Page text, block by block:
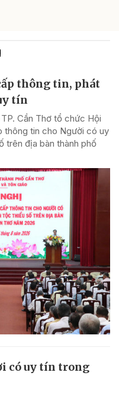
thông tin, phát
tín
Cần Thơ tổ chức Hội
thông tin cho Người có uy
trên địa bàn thành phố
có uy tín trong